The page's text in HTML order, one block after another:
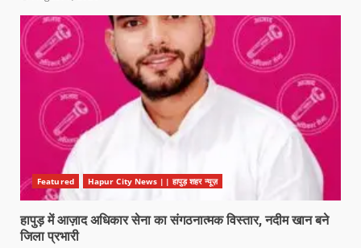
Featured Hapur City News || हापुड़ शहर न्यूज़
हापुड़ में आज़ाद अधिकार सेना का संगठनात्मक विस्तार, नदीम खान बने
जिला प्रभारी